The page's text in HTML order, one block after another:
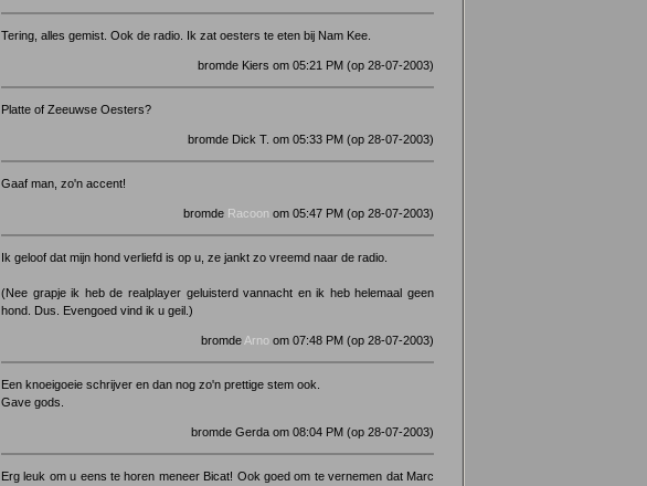
Tering, alles gemist. Ook de radio. Ik zat oesters te eten bij Nam Kee.
bromde Kiers om 05:21 PM (op 28-07-2003)
Platte of Zeeuwse Oesters?
bromde Dick T. om 05:33 PM (op 28-07-2003)
Gaaf man, zo'n accent!
bromde Racoon om 05:47 PM (op 28-07-2003)
Ik geloof dat mijn hond verliefd is op u, ze jankt zo vreemd naar de radio.
(Nee grapje ik heb de realplayer geluisterd vannacht en ik heb helemaal geen
hond. Dus. Evengoed vind ik u geil.)
bromde Arno om 07:48 PM (op 28-07-2003)
Een knoeigoeie schrijver en dan nog zo'n prettige stem ook.
Gave gods.
bromde Gerda om 08:04 PM (op 28-07-2003)
Erg leuk om u eens te horen meneer Bicat! Ook goed om te vernemen dat Marc